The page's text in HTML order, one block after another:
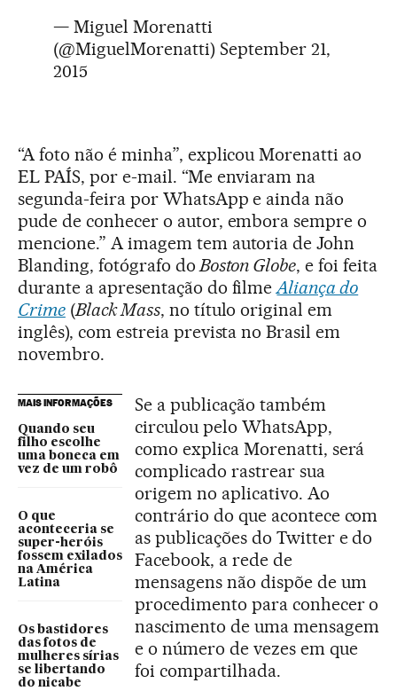
— Miguel Morenatti
(@MiguelMorenatti) September 21,
2015
“A foto não é minha”, explicou Morenatti ao
EL PAÍS, por e-mail. “Me enviaram na
segunda-feira por WhatsApp e ainda não
pude de conhecer o autor, embora sempre o
mencione.” A imagem tem autoria de John
Blanding, fotógrafo doBoston Globe, e foi feita
durante a apresentação do filmeAliança do
Crime(Black Mass, no título original em
inglês), com estreia prevista no Brasil em
novembro.
MAIS INFORMAÇÕES
Quando seu
filho escolhe
uma boneca em
vez de um robô
O que
aconteceria se
super-heróis
fossem exilados
na América
Latina
Os bastidores
das fotos de
mulheres sírias
se libertando
do nicabe
Se a publicação também
circulou pelo WhatsApp,
como explica Morenatti, será
complicado rastrear sua
origem no aplicativo. Ao
contrário do que acontece com
as publicações do Twitter e do
Facebook, a rede de
mensagens não dispõe de um
procedimento para conhecer o
nascimento de uma mensagem
e o número de vezes em que
foi compartilhada.